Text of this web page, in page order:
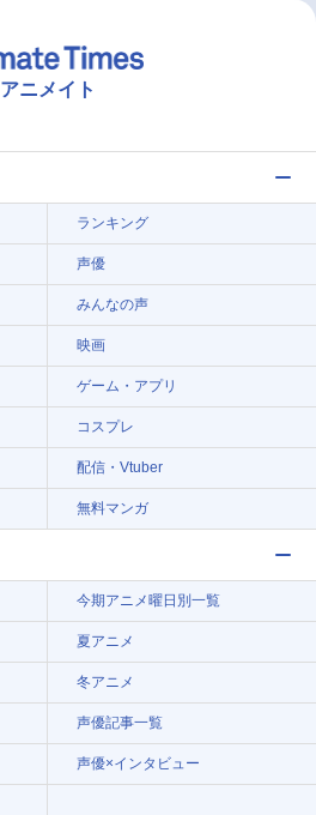
アニメイト
ランキング
声優
みんなの声
映画
ゲーム・アプリ
コスプレ
配信・Vtuber
無料マンガ
今期アニメ曜日別一覧
夏アニメ
冬アニメ
声優記事一覧
声優×インタビュー